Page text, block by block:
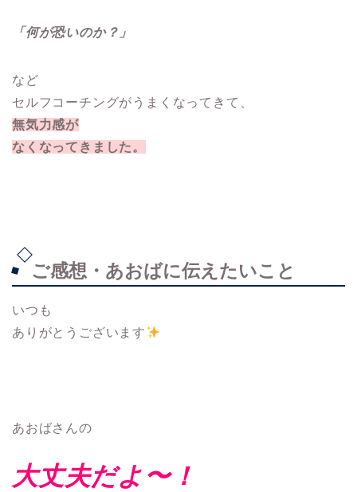
「何が恐いのか？」
など
セルフコーチングがうまくなってきて、
無気力感が
なくなってきました。
ご感想・あおばに伝えたいこと
いつも
ありがとうございます
あおばさんの
大丈夫だよ〜！